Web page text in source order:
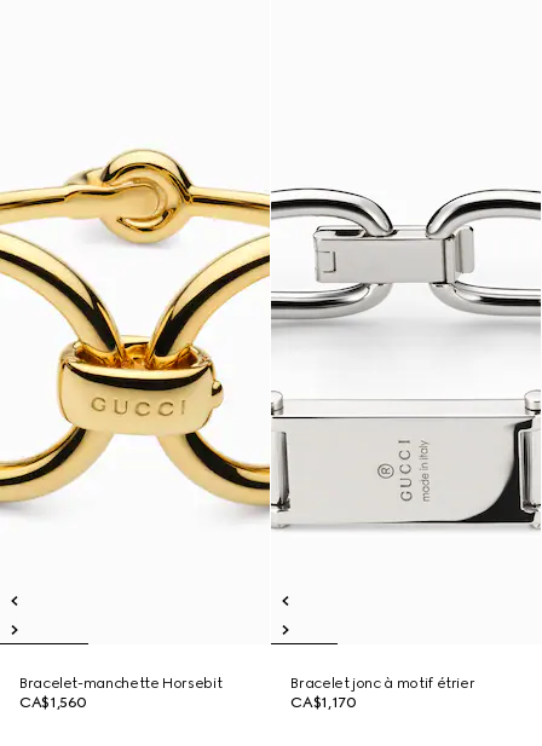
Bracelet-manchette Horsebit
CA$1,560
Bracelet jonc à motif étrier
CA$1,170